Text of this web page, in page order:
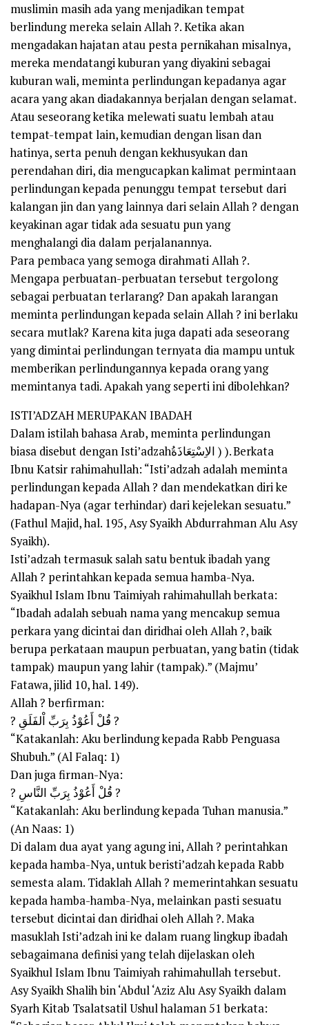
muslimin masih ada yang menjadikan tempat
berlindung mereka selain Allah ?. Ketika akan
mengadakan hajatan atau pesta pernikahan misalnya,
mereka mendatangi kuburan yang diyakini sebagai
kuburan wali, meminta perlindungan kepadanya agar
acara yang akan diadakannya berjalan dengan selamat.
Atau seseorang ketika melewati suatu lembah atau
tempat-tempat lain, kemudian dengan lisan dan
hatinya, serta penuh dengan kekhusyukan dan
perendahan diri, dia mengucapkan kalimat permintaan
perlindungan kepada penunggu tempat tersebut dari
kalangan jin dan yang lainnya dari selain Allah ? dengan
keyakinan agar tidak ada sesuatu pun yang
menghalangi dia dalam perjalanannya.
Para pembaca yang semoga dirahmati Allah ?.
Mengapa perbuatan-perbuatan tersebut tergolong
sebagai perbuatan terlarang? Dan apakah larangan
meminta perlindungan kepada selain Allah ? ini berlaku
secara mutlak? Karena kita juga dapati ada seseorang
yang dimintai perlindungan ternyata dia mampu untuk
memberikan perlindungannya kepada orang yang
memintanya tadi. Apakah yang seperti ini dibolehkan?
ISTI’ADZAH MERUPAKAN IBADAH
Dalam istilah bahasa Arab, meminta perlindungan
biasa disebut dengan Isti’adzahالاِسْتِعَاذَةُ ) ). Berkata
Ibnu Katsir rahimahullah: “Isti’adzah adalah meminta
perlindungan kepada Allah ? dan mendekatkan diri ke
hadapan-Nya (agar terhindar) dari kejelekan sesuatu.”
(Fathul Majid, hal. 195, Asy Syaikh Abdurrahman Alu Asy
Syaikh).
Isti’adzah termasuk salah satu bentuk ibadah yang
Allah ? perintahkan kepada semua hamba-Nya.
Syaikhul Islam Ibnu Taimiyah rahimahullah berkata:
“Ibadah adalah sebuah nama yang mencakup semua
perkara yang dicintai dan diridhai oleh Allah ?, baik
berupa perkataan maupun perbuatan, yang batin (tidak
tampak) maupun yang lahir (tampak).” (Majmu’
Fatawa, jilid 10, hal. 149).
Allah ? berfirman:
? قُلْ أَعُوْذُ بِرَبِّ اْلفَلَقِ ?
“Katakanlah: Aku berlindung kepada Rabb Penguasa
Shubuh.” (Al Falaq: 1)
Dan juga firman-Nya:
? قُلْ أَعُوْذُ بِرَبِّ النَّاسِ ?
“Katakanlah: Aku berlindung kepada Tuhan manusia.”
(An Naas: 1)
Di dalam dua ayat yang agung ini, Allah ? perintahkan
kepada hamba-Nya, untuk beristi’adzah kepada Rabb
semesta alam. Tidaklah Allah ? memerintahkan sesuatu
kepada hamba-hamba-Nya, melainkan pasti sesuatu
tersebut dicintai dan diridhai oleh Allah ?. Maka
masuklah Isti’adzah ini ke dalam ruang lingkup ibadah
sebagaimana definisi yang telah dijelaskan oleh
Syaikhul Islam Ibnu Taimiyah rahimahullah tersebut.
Asy Syaikh Shalih bin ‘Abdul ‘Aziz Alu Asy Syaikh dalam
Syarh Kitab Tsalatsatil Ushul halaman 51 berkata: